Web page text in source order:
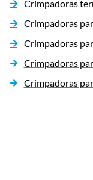
Crimpadoras
Crimpadoras
Crimpadoras
Crimpadoras
Crimpadoras